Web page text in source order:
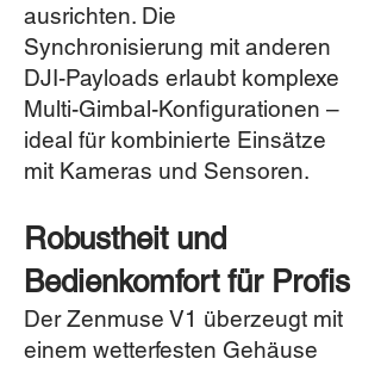
ausrichten. Die
Synchronisierung mit anderen
DJI-Payloads erlaubt komplexe
Multi-Gimbal-Konfigurationen –
ideal für kombinierte Einsätze
mit Kameras und Sensoren.
Robustheit und
Bedienkomfort für Profis
Der Zenmuse V1 überzeugt mit
einem wetterfesten Gehäuse